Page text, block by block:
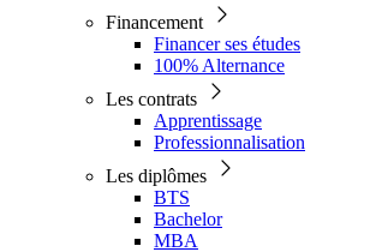
Financement
Financer ses études
100% Alternance
Les contrats
Apprentissage
Professionnalisation
Les diplômes
BTS
Bachelor
MBA